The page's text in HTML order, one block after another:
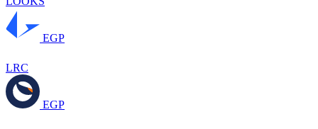
EGP
LRC
EGP